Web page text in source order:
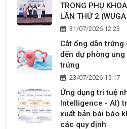
TRONG PHỤ
LẦN THỨ 2
31/07/2026 12:23
Cắt ống dẫn
đến dự phòng
trứng
23/07/2026 15:17
Ứng dụng trí tuệ
Intelligence - AI)
xuất bản bài báo
các quy định